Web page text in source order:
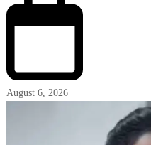
August 6, 2026